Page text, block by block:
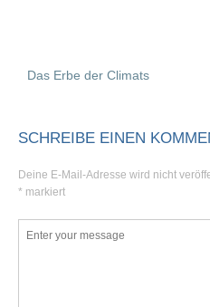
o
t
n
Das Erbe der Climats
SCHREIBE EINEN
Deine E-Mail-Adresse wird nicht
* markiert